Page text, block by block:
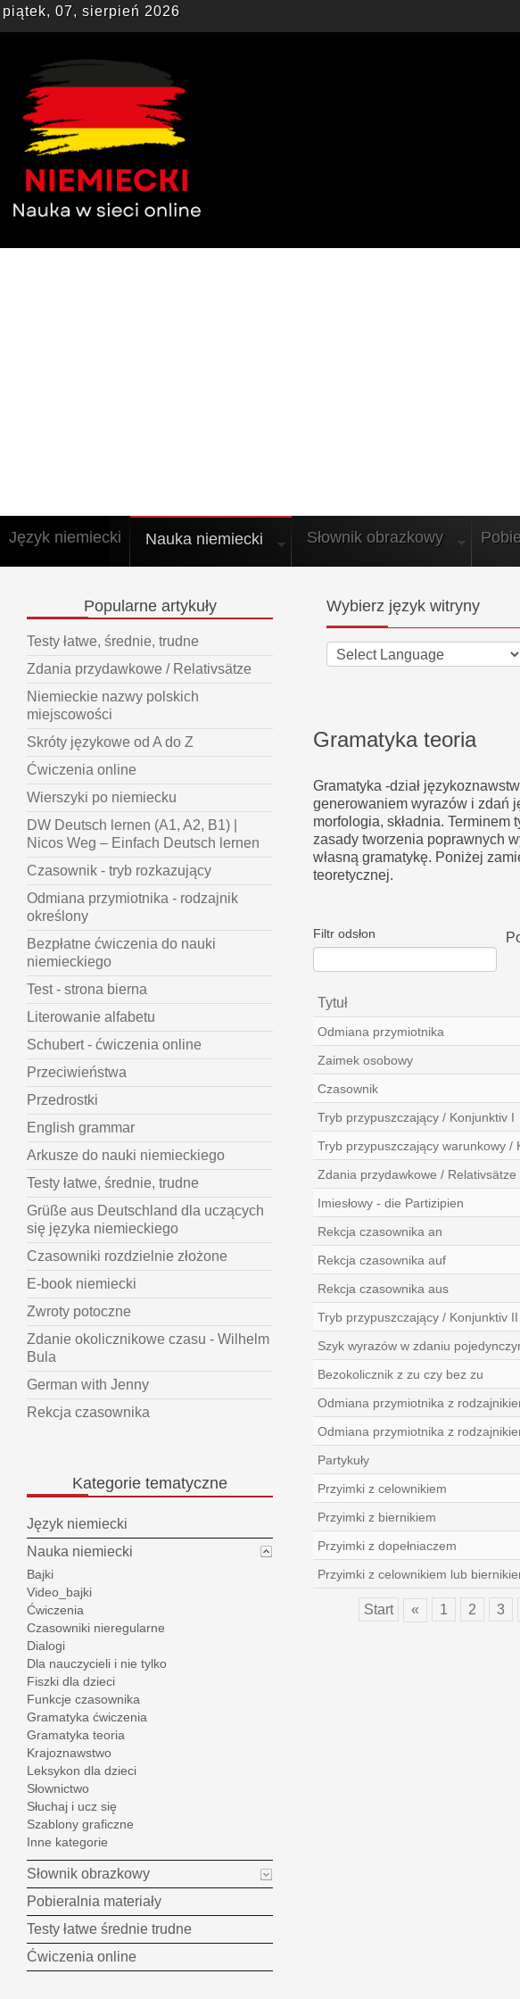
piątek, 07, sierpień 2026
Język niemiecki Nauka niemiecki Słownik obrazkowy
Wybierz język witryny
Gramatyka teoria
Gramatyka -dział
generowaniem wyrazów i zdań
morfologia, składnia. Terminem
zasady tworzenia poprawnych
własną gramatykę. Poniżej
teoretycznej.
Filtr odsłon
Tytuł
Odmiana przymiotnika
Zaimek osobowy
Czasownik
Tryb przypuszczający / Konjunktiv I
Tryb przypuszczający warunkowy /
Zdania przydawkowe / Relativsätze
Imiesłowy - die Partizipien
Rekcja czasownika an
Rekcja czasownika auf
Rekcja czasownika aus
Tryb przypuszczający / Konjunktiv II
Szyk wyrazów w zdaniu
Bezokolicznik z zu czy bez zu
Odmiana przymiotnika z
Odmiana przymiotnika z
Partykuły
Przyimki z celownikiem
Przyimki z biernikiem
Przyimki z dopełniaczem
Przyimki z celownikiem lub
Start « 1 2 3
Popularneartykuły
Testy łatwe, średnie, trudne
Zdania przydawkowe / Relativsätze
Niemieckie nazwy polskich
miejscowości
Skróty językowe od A do Z
Ćwiczenia online
Wierszyki po niemiecku
DW Deutsch lernen (A1, A2, B1) |
Nicos Weg – Einfach Deutsch lernen
Czasownik - tryb rozkazujący
Odmiana przymiotnika - rodzajnik
określony
Bezpłatne ćwiczenia do nauki
niemieckiego
Test - strona bierna
Literowanie alfabetu
Schubert - ćwiczenia online
Przeciwieństwa
Przedrostki
English grammar
Arkusze do nauki niemieckiego
Testy łatwe, średnie, trudne
Grüße aus Deutschland dla uczących
się języka niemieckiego
Czasowniki rozdzielnie złożone
E-book niemiecki
Zwroty potoczne
Zdanie okolicznikowe czasu - Wilhelm
Bula
German with Jenny
Rekcja czasownika
Kategorie tematyczne
Język niemiecki
Nauka niemiecki
Bajki
Video_bajki
Ćwiczenia
Czasowniki nieregularne
Dialogi
Dla nauczycieli i nie tylko
Fiszki dla dzieci
Funkcje czasownika
Gramatyka ćwiczenia
Gramatyka teoria
Krajoznawstwo
Leksykon dla dzieci
Słownictwo
Słuchaj i ucz się
Szablony graficzne
Inne kategorie
Słownik obrazkowy
Pobieralnia materiały
Testy łatwe średnie trudne
Ćwiczenia online